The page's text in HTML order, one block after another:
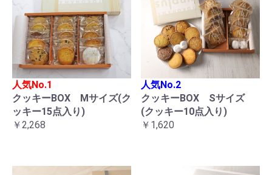
人気No.1
クッキーBOX Mサイズ(ク
ッキー15点入り)
￥2,268
人気No.2
クッキーBOX Sサイズ
(クッキー10点入り)
￥1,620